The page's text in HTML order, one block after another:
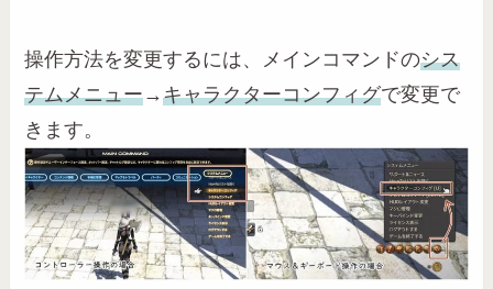
操作方法を変更するには、メインコマンドのシス
テムメニュー→キャラクターコンフィグで変更で
きます。